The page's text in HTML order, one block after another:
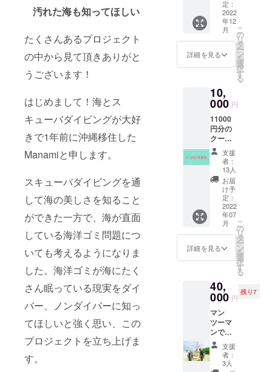
汚れた海も知ってほしい
たくさんあるプロジェクト
の中から見て頂きありがと
うございます！
はじめまして！海とス
キューバダイビングが大好
きで1年前に沖縄移住した
Manamiと申します。
スキューバダイビングを通
して海の美しさを知ること
ができた一方で、海が直面
している海洋ゴミ問題につ
いても考えるようになりま
した。海洋ゴミが海にたく
さん眠っている現実をダイ
バー、ノンダイバーに知っ
てほしいと強く思い、この
プロジェクトを立ち上げま
す。
ている
デザイ
ンに
なって
ます♪
イラス
チカチ
カさん
て作成
致しま
した♪
サイズ:
50mm×
約80cm
※送料込
み ※
ホーム
ページ
にお名
載をご
所望の
必ず
【備考
欄】に
掲載を
希望さ
れるお
名前を
ご記入
くださ
した動
画を
DM（In
stagra
m）、
もしく
供させ
て頂き
※ホーム
ページ
にお名
前の記
載をご
所望の
場合、
支援時
必ず
【備考
欄】に
掲載を
希望さ
れるお
い。
（掲載
字 掲
載期間:
２年以
上）希
望しな
い場合
（任
意） 去
年から
今年に
かけて
発見し
てきた
写真集
にして
ご提供
致しま
す！海
の中で
年月を
かけ
て、海
中なら
ではの
デザイ
ンに
なった
ユニー
クなゴ
ミ達を
ちらの
リター
2022年
10月ま
で撮影
を行
い、
2022年
定：
2022
年12
月
詳細を見る
こ
の
リ
タ
ー
ン
を
選
択
す
る
10,
000 円
11000
円分の
クーポ
ン券 ＋
Dr.blue
のス
テッ
カーを
ご提供
致しま
す！ 店
頭でご
使用で
きる
クーポ
す。 ダ
イビン
グ代、
講習
代、ツ
アー代
のいず
れかで
精算時
支援
者：
13人
お届
け予
定：
2022
年07
月
詳細を見る
こ
の
リ
タ
ー
ン
を
選
択
す
る
40,
000 円
残り7
マン
ツーマ
ンでス
ペシャ
ルゴミ
拾い
支援
者：
3人